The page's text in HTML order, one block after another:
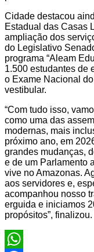
Cidade destacou
Estadual das Casas
ampliação dos
do Legislativo
programa “Aleam
1.500 estudantes de
o Exame Nacional
vestibular.
“Com tudo isso,
como uma das
modernas, mais
próximo ano, em
grandes mudanças,
e de um Parlamento
vive no Amazonas.
aos servidores e,
acompanhou nosso
erguida e iniciamos
propósitos”, finalizou.